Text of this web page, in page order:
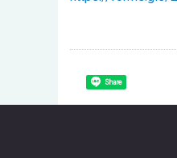
Share